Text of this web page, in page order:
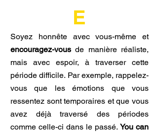
E
Soyez honnête avec vous-même et
encouragez-vous de manière réaliste,
mais avec espoir, à traverser cette
période difficile. Par exemple, rappelez-
vous que les émotions que vous
ressentez sont temporaires et que vous
avez déjà traversé des périodes
comme celle-ci dans le passé. You can